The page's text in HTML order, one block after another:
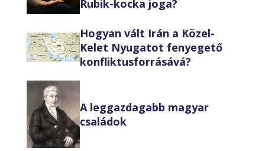
Rubik-kocka joga?
Hogyan vált Irán a Közel-
Kelet Nyugatot fenyegető
konfliktusforrásává?
A leggazdagabb magyar
családok